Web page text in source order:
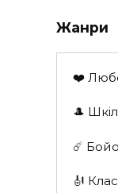
Жанри
❤️
🎩
☄️
🎻